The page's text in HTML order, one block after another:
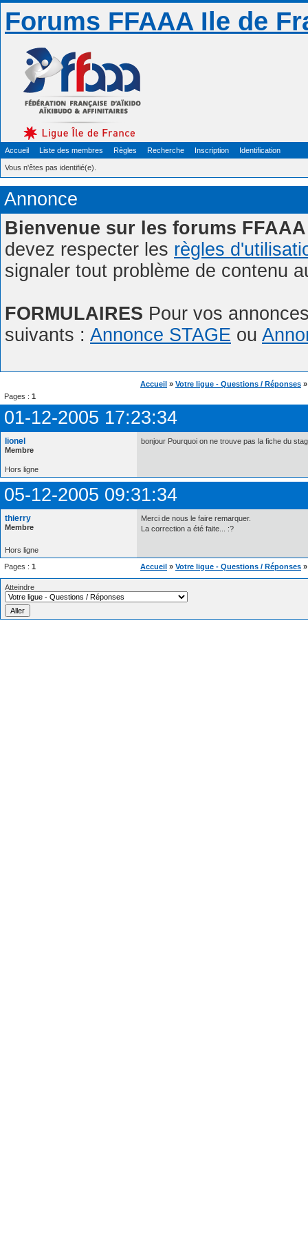
Forums FFAAA Ile de
Accueil Liste des membres Règles Recherche Inscription Identification
Vous n'êtes pas identifié(e).
Annonce
Bienvenue sur les forums FFAAA
devez respecter les règles
signaler tout problème de contenu
FORMULAIRES Pour vos
suivants : Annonce STAGE ou
Accueil » Votre ligue - Questions / Réponses
Pages : 1
01-12-2005 17:23:34
lionel
Membre
bonjour Pourquoi on ne trouve pas la fiche du
Hors ligne
05-12-2005 09:31:34
thierry
Membre
Merci de nous le faire remarquer.
La correction a été faite... :?
Hors ligne
Pages : 1 Accueil » Votre ligue - Questions / Réponses
Atteindre